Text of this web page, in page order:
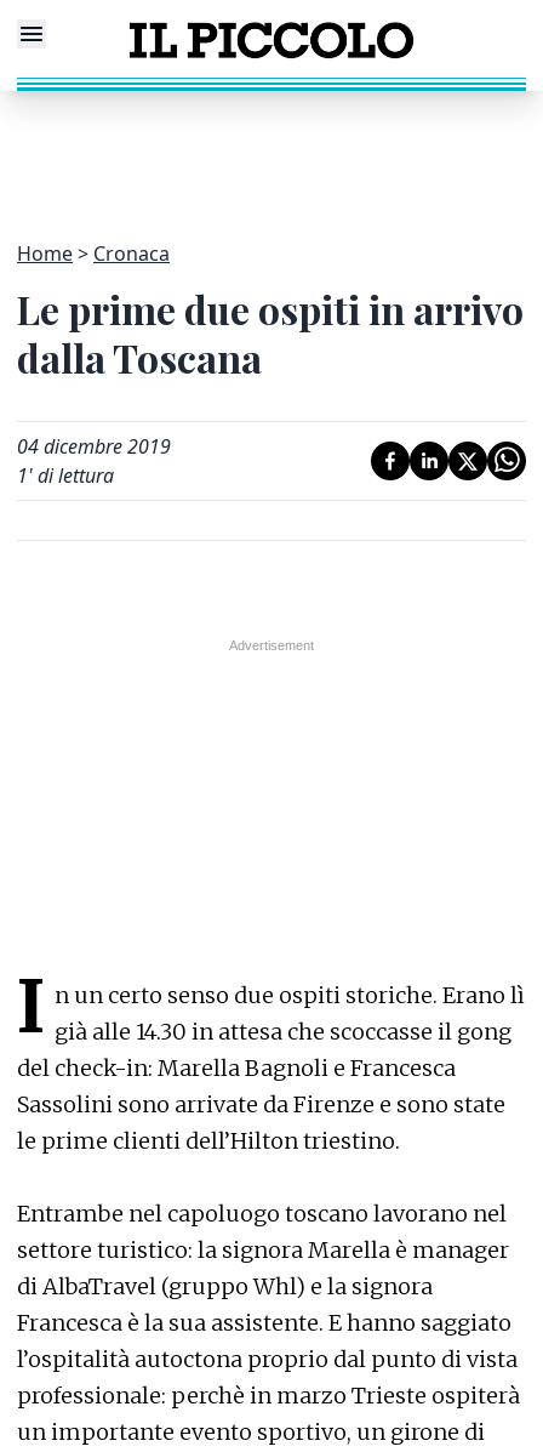
Home Cronaca
Le prime due ospiti in arrivo
dalla Toscana
04 dicembre 2019
1' di lettura
I n un certo senso due ospiti storiche. Erano lì
già alle 14.30 in attesa che scoccasse il gong
del check-in: Marella Bagnoli e Francesca
Sassolini sono arrivate da Firenze e sono state
le prime clienti dell’Hilton triestino.
Entrambe nel capoluogo toscano lavorano nel
settore turistico: la signora Marella è manager
di AlbaTravel (gruppo Whl) e la signora
Francesca è la sua assistente. E hanno saggiato
l’ospitalità autoctona proprio dal punto di vista
professionale: perchè in marzo Trieste ospiterà
un importante evento sportivo, un girone di